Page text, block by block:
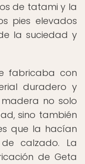
de tatami y la
pies elevados
la suciedad y
fabricaba con
duradero y
no solo
sino también
que la hacían
calzado. La
de Geta